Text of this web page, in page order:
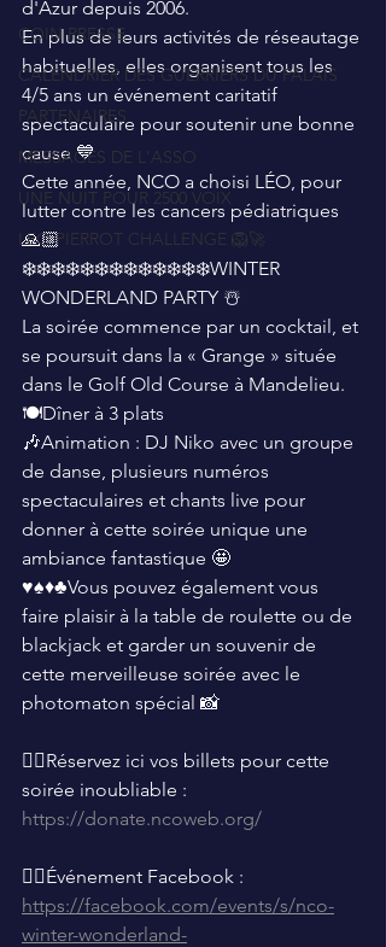
COIN PRESSE
CALENDRIER DES GUERRIERS DU PALAIS
PARTENAIRES
MESSAGES DE L'ASSO
UNE NUIT POUR 2500 VOIX
LEO PIERROT CHALLENGE 🦁🚀
d'Azur depuis 2006.
En plus de leurs activités de réseautage
habituelles, elles organisent tous les
4/5 ans un événement caritatif
spectaculaire pour soutenir une bonne
cause 💙
Cette année, NCO a choisi LÉO, pour
lutter contre les cancers pédiatriques
🙏🏼
❄️❄️❄️❄️❄️❄️❄️❄️❄️❄️❄️❄️❄️WINTER
WONDERLAND PARTY ☃️
La soirée commence par un cocktail, et
se poursuit dans la « Grange » située
dans le Golf Old Course à Mandelieu.
🍽️Dîner à 3 plats
🎶Animation : DJ Niko avec un groupe
de danse, plusieurs numéros
spectaculaires et chants live pour
donner à cette soirée unique une
ambiance fantastique 🤩
♥️♠️♦️♣️Vous pouvez également vous
faire plaisir à la table de roulette ou de
blackjack et garder un souvenir de
cette merveilleuse soirée avec le
photomaton spécial 📸
👉🏼Réservez ici vos billets pour cette
soirée inoubliable :
https://donate.ncoweb.org/
👉🏼Événement Facebook :
https://facebook.com/events/s/nco-
winter-wonderland-